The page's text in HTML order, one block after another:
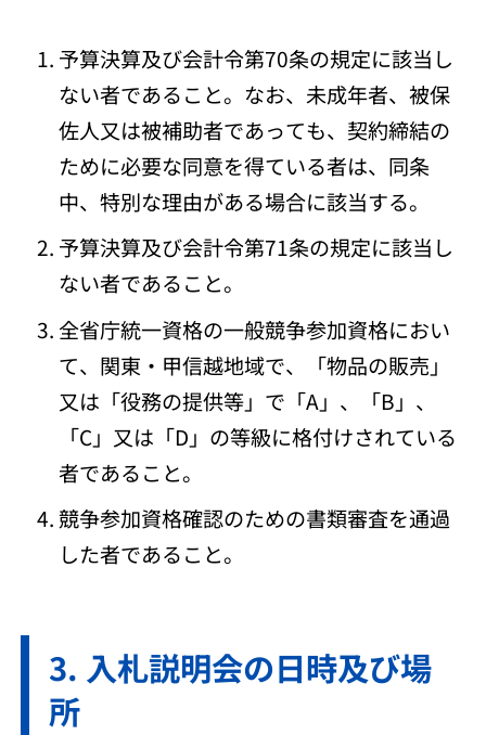
予算決算及び会計令第70条の規定に該当し
ない者であること。なお、未成年者、被保
佐人又は被補助者であっても、契約締結の
ために必要な同意を得ている者は、同条
中、特別な理由がある場合に該当する。
予算決算及び会計令第71条の規定に該当し
ない者であること。
全省庁統一資格の一般競争参加資格におい
て、関東・甲信越地域で、「物品の販売」
又は「役務の提供等」で「A」、「B」、
「C」又は「D」の等級に格付けされている
者であること。
競争参加資格確認のための書類審査を通過
した者であること。
入札説明会の日時及び場
所